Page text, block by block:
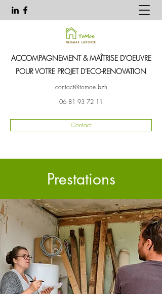
ACCOMPAGNEMENT & MAÎTRISE D'OEUVRE
POUR VOTRE PROJET D'ECO-RENOVATION
contact@tomoe.bzh
06 81 93 72 11
Contact
Prestations